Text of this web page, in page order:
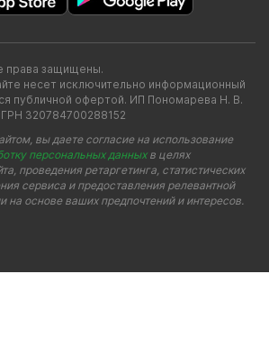
права защищены.
несет исключительно информационный
публичной офертой. ИП Пономарева Н. В.
320784700288152
вы даете согласие на использование
персональных данныхв целях
проведения ретаргетинга, статистических
сервиса и предоставления релевантной
на основе ваших предпочтений и интересов.